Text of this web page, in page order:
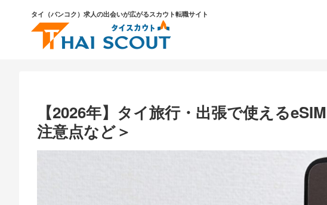
タイ（バンコク）求人の出会いが広がるスカウト転職サイト
【2026年】タイ旅行・出張で使える
注意点など＞